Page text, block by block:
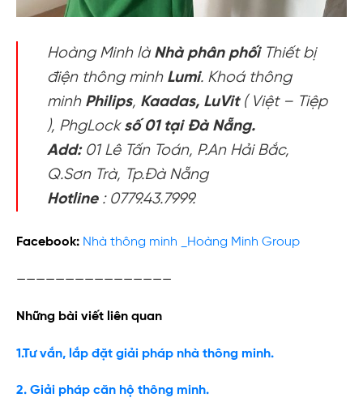
Hoàng Minh là Nhà phân phốiThiết bị
điện thông minh Lumi. Khoá thông
minh Philips, Kaadas, LuVit( Việt – Tiệp
), PhgLock số 01 tại Đà Nẵng.
Add:01 Lê Tấn Toán, P.An Hải Bắc,
Q.Sơn Trà, Tp.Đà Nẵng
Hotline: 0779.43.7999.
Facebook: Nhà thông minh _Hoàng Minh Group
————————————————
Những bài viết liên quan
1.Tư vắn, lắp đặt giải pháp nhà thông minh.
2. Giải pháp căn hộ thông minh.